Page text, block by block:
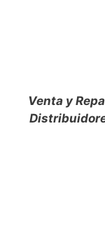
Venta y